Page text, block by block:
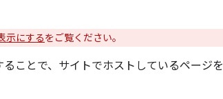
示にするをご覧ください。
ることで、サイトでホストしているページを